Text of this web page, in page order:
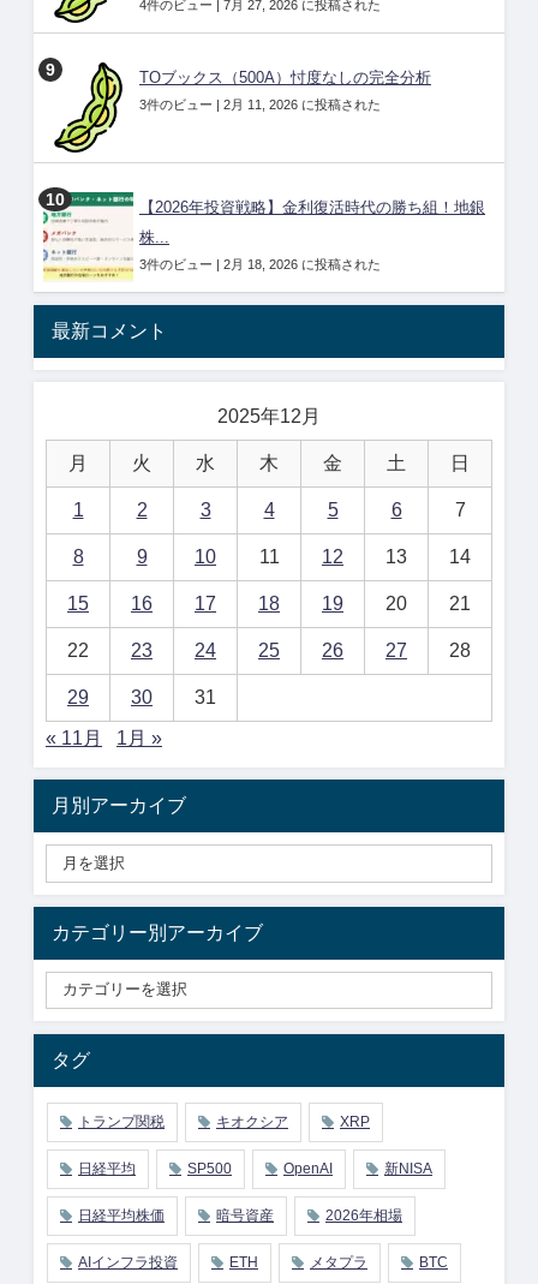
4件のビュー | 7月 27, 2026 に投稿された
TOブックス（500A）忖度なしの完全分析
3件のビュー | 2月 11, 2026 に投稿された
【2026年投資戦略】金利復活時代の勝ち組！地銀
株...
3件のビュー | 2月 18, 2026 に投稿された
最新コメント
2025年12月
月 火 水 木 金 土 日
1 2 3 4 5 6 7
8 9 10 11 12 13 14
15 16 17 18 19 20 21
22 23 24 25 26 27 28
29 30
31
« 11月
1月 »
月別アーカイブ
カテゴリー別アーカイブ
タグ
トランプ関税 キオクシア XRP
日経平均 SP500 OpenAI 新NISA
日経平均株価 暗号資産 2026年相場
AIインフラ投資 ETH メタプラ BTC